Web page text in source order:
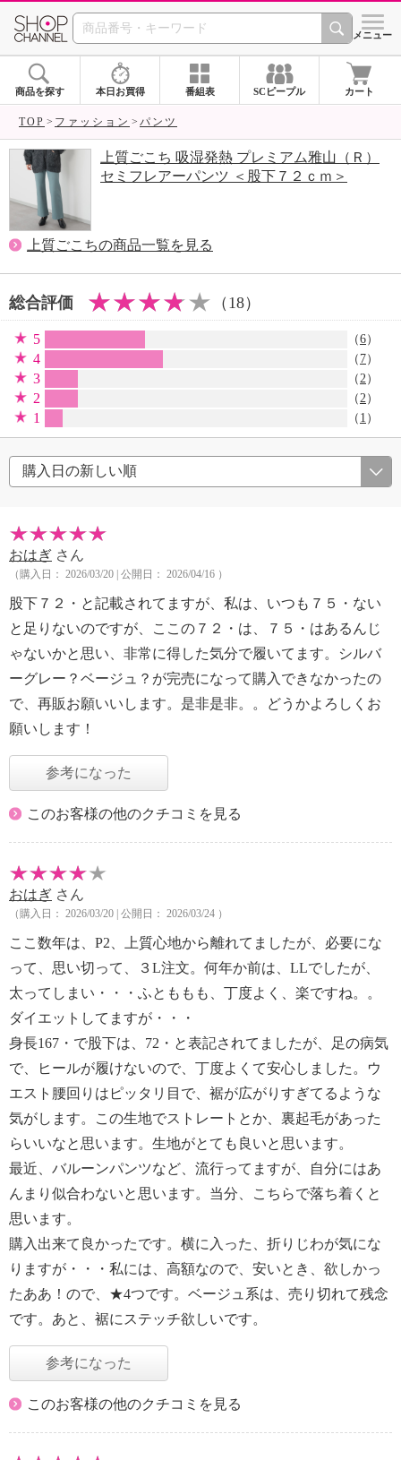
SHOP CHANNEL シメニュー
商品を探す 本日お買得 番組表 SCピープル カート
TOP ファッション パンツ
上質ごこち 吸湿発熱 プレミアム雅山（Ｒ）
セミフレアーパンツ ＜股下７２ｃｍ＞
上質ごこちの商品一覧を見る
総合評価 （18）
5 （6）
4 （ 7）
3 （2）
2 （2）
1 （ 1 ）
おはぎ さん
（購入日： 2026/03/20 | 公開日： 2026/04/16 ）
股下７２・と記載されてますが、私は、いつも７５・ない
と足りないのですが、ここの７２・は、７５・はあるんじ
ゃないかと思い、非常に得した気分で履いてます。シルバ
ーグレー？ベージュ？が完売になって購入できなかったの
で、再販お願いいします。是非是非。。どうかよろしくお
願いします！
参考になった
このお客様の他のクチコミを見る
おはぎ さん
（購入日： 2026/03/20 | 公開日： 2026/03/24 ）
ここ数年は、P2、上質心地から離れてましたが、必要にな
って、思い切って、３L注文。何年か前は、LLでしたが、
太ってしまい・・・ふとももも、丁度よく、楽ですね。。
ダイエットしてますが・・・
身長167・で股下は、72・と表記されてましたが、足の病気
で、ヒールが履けないので、丁度よくて安心しました。ウ
エスト腰回りはピッタリ目で、裾が広がりすぎてるような
気がします。この生地でストレートとか、裏起毛があった
らいいなと思います。生地がとても良いと思います。
最近、バルーンパンツなど、流行ってますが、自分にはあ
んまり似合わないと思います。当分、こちらで落ち着くと
思います。
購入出来て良かったです。横に入った、折りじわが気にな
りますが・・・私には、高額なので、安いとき、欲しかっ
たああ！ので、★4つです。ベージュ系は、売り切れて残念
です。あと、裾にステッチ欲しいです。
参考になった
このお客様の他のクチコミを見る